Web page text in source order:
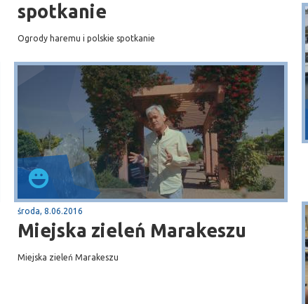
spotkanie
Ogrody haremu i polskie spotkanie
środa, 8.06.2016
Miejska zieleń Marakeszu
Miejska zieleń Marakeszu
Puck
Przystań, molo